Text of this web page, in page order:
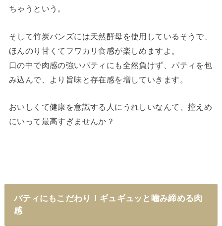
ちゃうという。
そして竹炭バンズには天然酵母を使用しているそうで、
ほんのり甘くてフワカリ食感が楽しめますよ。
口の中で肉感の強いパティにも全然負けず、パティを包
み込んで、より旨味と存在感を増していきます。
おいしくて健康を意識する人にうれしいなんて、控えめ
にいって最高すぎませんか？
パティにもこだわり！ギュギュッと噛み締める肉
感